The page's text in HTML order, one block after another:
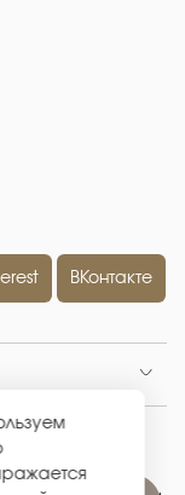
ВКонтакте